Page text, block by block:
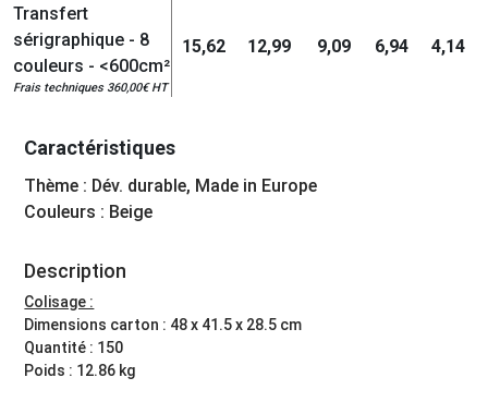
Transfert
sérigraphique - 8
couleurs - <600cm²
Frais techniques 360,00€ HT
15,62 12,99 9,09 6,94 4,14
Caractéristiques
Thème : Dév. durable, Made in Europe
Couleurs : Beige
Description
Colisage :
Dimensions carton : 48 x 41.5 x 28.5 cm
Quantité : 150
Poids : 12.86 kg